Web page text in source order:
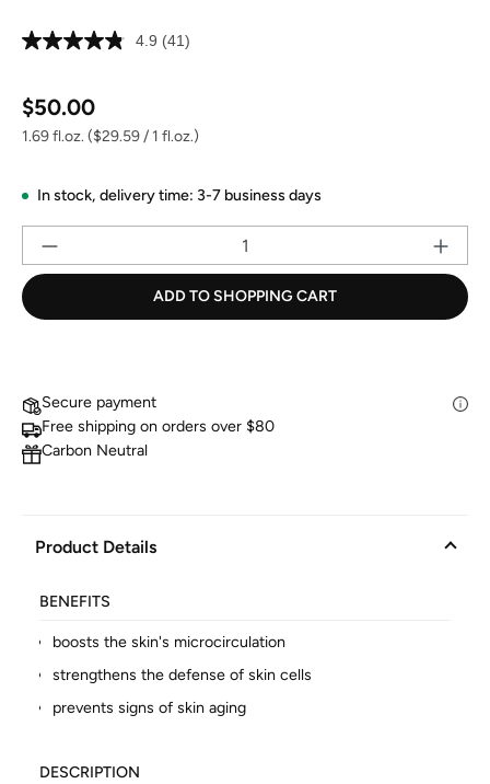
4.9 Read
link.
(41)
Regular price:
$50.00
1.69 fl.oz. ($29.59 / 1 fl.oz.)
In stock, delivery time: 3-7 business days
ADD TO SHOPPING CART
Secure payment
Free shipping on orders over $80
Carbon Neutral
Product Details
BENEFITS
boosts the skin's microcirculation
strengthens the defense of skin cells
prevents signs of skin aging
DESCRIPTION